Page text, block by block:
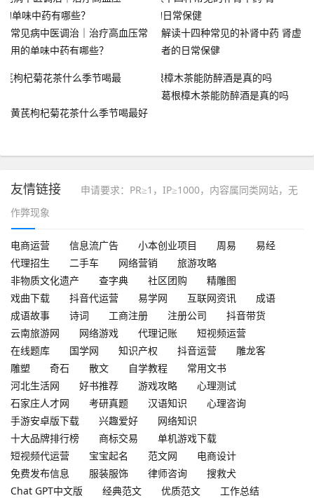
常见病中医调治｜治疗高血压常
用的单味中药有哪些？
解读十四种常见的补肾中药 肾虚
者的日常保健
黄芪枸杞菊花茶什么季节喝最好
葛根樟木茶能防醉酒是真的吗
友情链接
申请要求：PR≥1，IP≥1000，内容属同类网站，无
作弊现象
电商运营 信息流广告 小本创业项目 周易
易经
代理招生
二手车 网络营销
旅游攻略
非物质文化遗产
查字典 社区团购
精雕图
戏曲下载
抖音代运营 易学网 互联网资讯
成语
成语故事
诗词 工商注册 注册公司
抖音带货
云南旅游网
网络游戏 代理记账
短视频运营
在线题库
国学网 知识产权 抖音运营
雕龙客
雕塑
奇石 散文 自学教程
常用文书
河北生活网
好书推荐 游戏攻略
心理测试
石家庄人才网
考研真题 汉语知识
心理咨询
手游安卓版下载
兴趣爱好
网络知识
十大品牌排行榜
商标交易
单机游戏下载
短视频代运营
宝宝起名 范文网
电商设计
免费发布信息
服装服饰 律师咨询
搜救犬
Chat GPT中文版
经典范文 优质范文
工作总结